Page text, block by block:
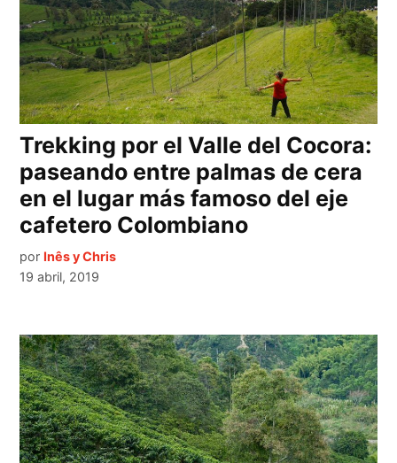
Trekking por el Valle del Cocora:
paseando entre palmas de cera
en el lugar más famoso del eje
cafetero Colombiano
por Inês y Chris
19 abril, 2019